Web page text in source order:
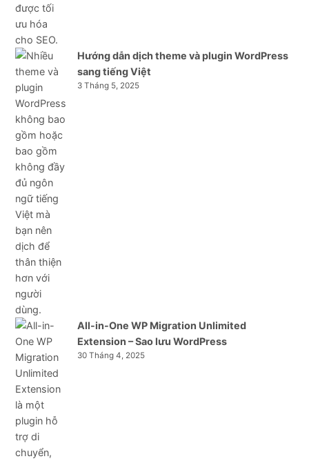
Hướng dẫn dịch theme và plugin WordPress
sang tiếng Việt
3 Tháng 5, 2025
All-in-One WP Migration Unlimited
Extension – Sao lưu WordPress
30 Tháng 4, 2025